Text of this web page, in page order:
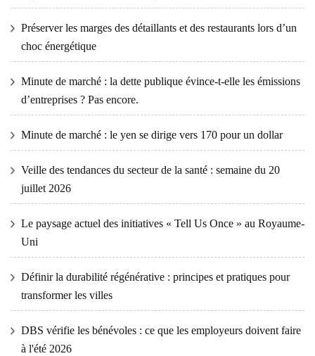
Préserver les marges des détaillants et des restaurants lors d’un
choc énergétique
Minute de marché : la dette publique évince-t-elle les émissions
d’entreprises ? Pas encore.
Minute de marché : le yen se dirige vers 170 pour un dollar
Veille des tendances du secteur de la santé : semaine du 20
juillet 2026
Le paysage actuel des initiatives « Tell Us Once » au Royaume-
Uni
Définir la durabilité régénérative : principes et pratiques pour
transformer les villes
DBS vérifie les bénévoles : ce que les employeurs doivent faire
à l'été 2026